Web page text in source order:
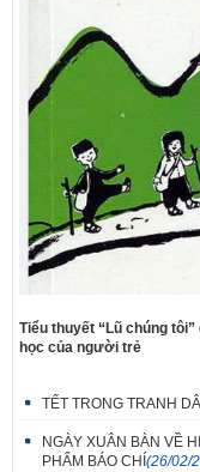
Tiểu thuyết “Lũ chúng
học của người trẻ
TẾT TRONG TRANH
NGÀY XUÂN BÀN VỀ
PHẨM BÁO CHÍ (26/02/